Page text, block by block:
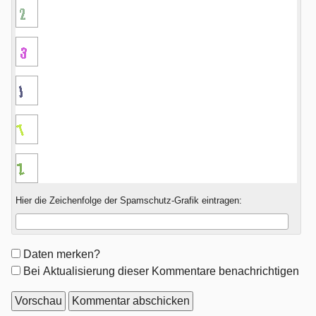
Hier die Zeichenfolge der Spamschutz-Grafik eintragen:
Formular-
Optionen
Daten merken?
Bei Aktualisierung dieser Kommentare benachrichtigen